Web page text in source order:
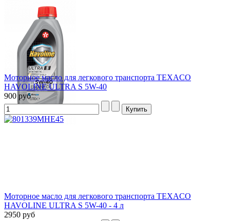
Моторное масло для легкового транспорта TEXACO
HAVOLINE ULTRA S 5W-40
900 руб
Моторное масло для легкового транспорта TEXACO
HAVOLINE ULTRA S 5W-40 - 4 л
2950 руб